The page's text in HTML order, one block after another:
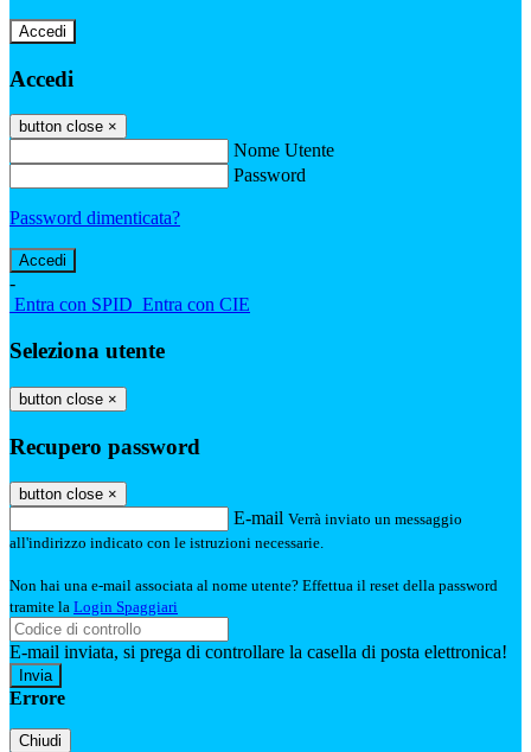
Accedi
Accedi
button close ×
Nome Utente
Password
Password dimenticata?
-
Entra con SPID Entra con CIE
Seleziona utente
button close ×
Recupero password
button close ×
E-mail Verrà inviato un messaggio
all'indirizzo indicato con le istruzioni necessarie.
Non hai una e-mail associata al nome utente? Effettua il reset della password
tramite la Login Spaggiari
E-mail inviata, si prega di controllare la casella di posta elettronica!
Errore
Chiudi